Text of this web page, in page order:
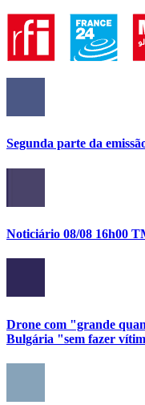
Segunda parte da
Noticiário 08/08 16h00
Drone com "grande
Bulgária "sem fazer